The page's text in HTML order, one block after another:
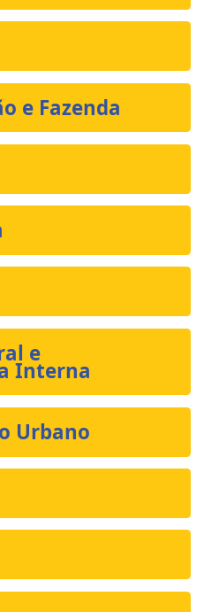
e Fazenda
e
Interna
Urbano